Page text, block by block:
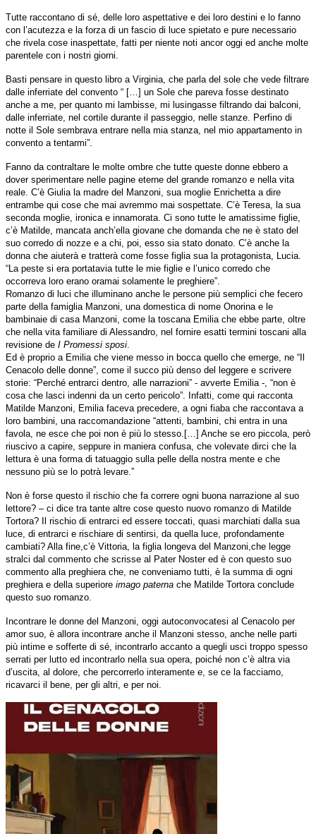
Tutte raccontano di sé, delle loro aspettative e dei loro destini e lo fanno
con l’acutezza e la forza di un fascio di luce spietato e pure necessario
che rivela cose inaspettate, fatti per niente noti ancor oggi ed anche molte
parentele con i nostri giorni.
Basti pensare in questo libro a Virginia, che parla del sole che vede filtrare
dalle inferriate del convento “ […] un Sole che pareva fosse destinato
anche a me, per quanto mi lambisse, mi lusingasse filtrando dai balconi,
dalle inferriate, nel cortile durante il passeggio, nelle stanze. Perfino di
notte il Sole sembrava entrare nella mia stanza, nel mio appartamento in
convento a tentarmi”.
Fanno da contraltare le molte ombre che tutte queste donne ebbero a
dover sperimentare nelle pagine eterne del grande romanzo e nella vita
reale. C’è Giulia la madre del Manzoni, sua moglie Enrichetta a dire
entrambe qui cose che mai avremmo mai sospettate. C’è Teresa, la sua
seconda moglie, ironica e innamorata. Ci sono tutte le amatissime figlie,
c’è Matilde, mancata anch’ella giovane che domanda che ne è stato del
suo corredo di nozze e a chi, poi, esso sia stato donato. C’è anche la
donna che aiuterà e tratterà come fosse figlia sua la protagonista, Lucia.
“La peste si era portatavia tutte le mie figlie e l’unico corredo che
occorreva loro erano oramai solamente le preghiere”.
Romanzo di luci che illuminano anche le persone più semplici che fecero
parte della famiglia Manzoni, una domestica di nome Onorina e le
bambinaie di casa Manzoni, come la toscana Emilia che ebbe parte, oltre
che nella vita familiare di Alessandro, nel fornire esatti termini toscani alla
revisione de I Promessi sposi.
Ed è proprio a Emilia che viene messo in bocca quello che emerge, ne “Il
Cenacolo delle donne”, come il succo più denso del leggere e scrivere
storie: “Perché entrarci dentro, alle narrazioni” - avverte Emilia -, “non è
cosa che lasci indenni da un certo pericolo”. Infatti, come qui racconta
Matilde Manzoni, Emilia faceva precedere, a ogni fiaba che raccontava a
loro bambini, una raccomandazione “attenti, bambini, chi entra in una
favola, ne esce che poi non è più lo stesso.[…] Anche se ero piccola, però
riuscivo a capire, seppure in maniera confusa, che volevate dirci che la
lettura è una forma di tatuaggio sulla pelle della nostra mente e che
nessuno più se lo potrà levare.”
Non è forse questo il rischio che fa correre ogni buona narrazione al suo
lettore? – ci dice tra tante altre cose questo nuovo romanzo di Matilde
Tortora? Il rischio di entrarci ed essere toccati, quasi marchiati dalla sua
luce, di entrarci e rischiare di sentirsi, da quella luce, profondamente
cambiati? Alla fine,c’è Vittoria, la figlia longeva del Manzoni,che legge
stralci dal commento che scrisse al Pater Noster ed è con questo suo
commento alla preghiera che, ne conveniamo tutti, è la summa di ogni
preghiera e della superiore imago paterna che Matilde Tortora conclude
questo suo romanzo.
Incontrare le donne del Manzoni, oggi autoconvocatesi al Cenacolo per
amor suo, è allora incontrare anche il Manzoni stesso, anche nelle parti
più intime e sofferte di sé, incontrarlo accanto a quegli usci troppo spesso
serrati per lutto ed incontrarlo nella sua opera, poiché non c’è altra via
d’uscita, al dolore, che percorrerlo interamente e, se ce la facciamo,
ricavarci il bene, per gli altri, e per noi.